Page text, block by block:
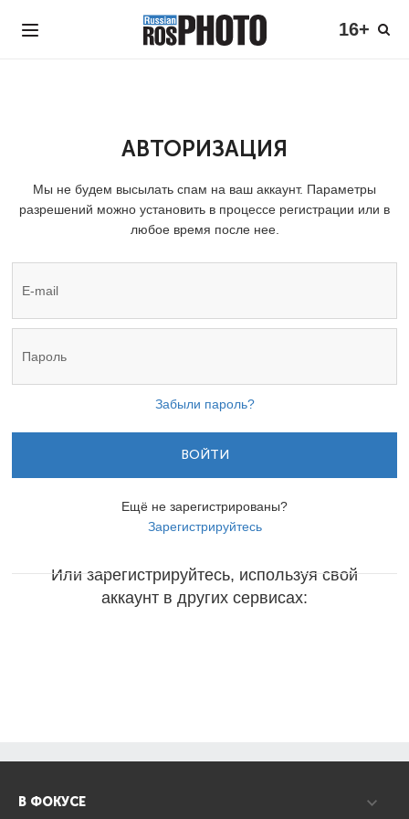
16+
АВТОРИЗАЦИЯ
Мы не будем высылать спам на ваш аккаунт. Параметры
разрешений можно установить в процессе регистрации или в
любое время после нее.
Забыли пароль?
ВОЙТИ
Ещё не зарегистрированы?
Зарегистрируйтесь
Или зарегистрируйтесь, используя свой
аккаунт в других сервисах:
В ФОКУСЕ